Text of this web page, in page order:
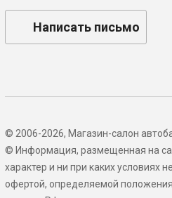
Написать письмо
© 2006-2026, Магазин-салон
© Информация, размещенная на
характер и ни при каких условиях
офертой, определяемой